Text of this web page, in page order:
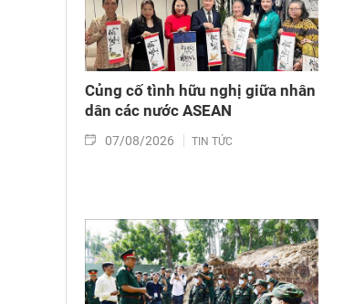
Củng cố tình hữu nghị giữa nhân
dân các nước ASEAN
07/08/2026 TIN TỨC